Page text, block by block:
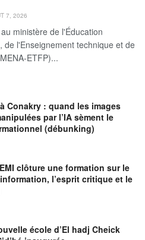
7, 2026
ministère de l'Éducation
de l'Enseignement technique et de
ETFP)...
Conakry : quand les images
par l’IA sèment le
(débunking)
clôture une formation sur le
l’esprit critique et le
école d’El hadj Cheick